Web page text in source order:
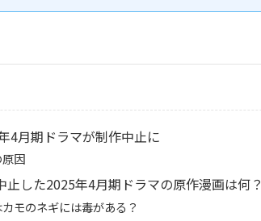
4月期ドラマが制作中止に
因
止した2025年4月期ドラマの原作漫画は何？
モのネギには毒がある？